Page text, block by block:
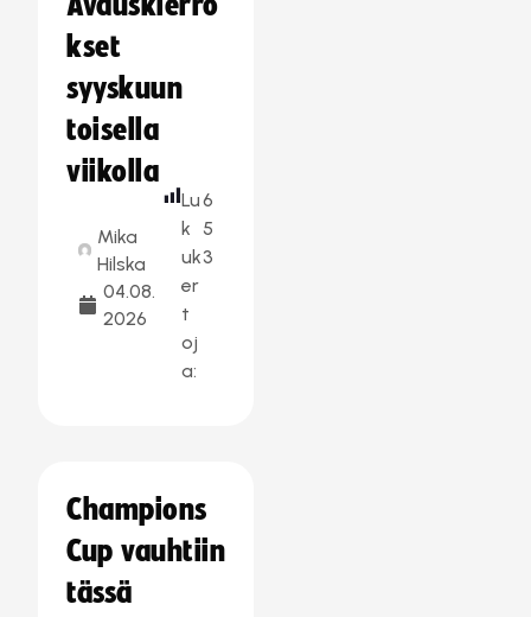
kset
syyskuun
toisella
viikolla
Mika
Hilska
04.08.
2026
Lu
k
uk
er
t
oj
a:
6
5
3
Champions
Cup vauhtiin
tässä